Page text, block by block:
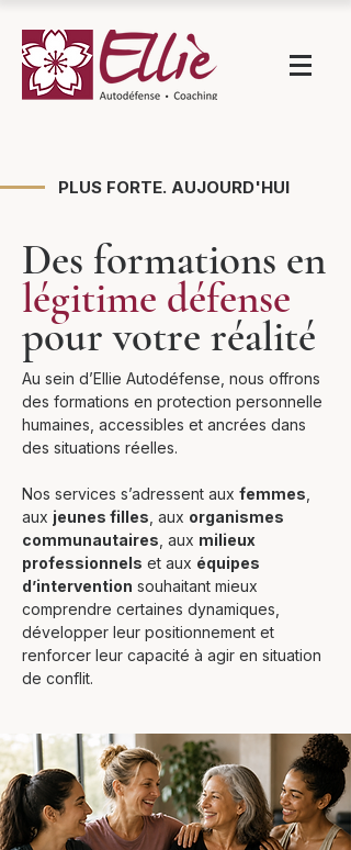
PLUS FORTE. AUJOURD'HUI
Des formations en
légitime défense
pour votre réalité
Au sein d’Ellie Autodéfense, nous offrons
des formations en protection personnelle
humaines, accessibles et ancrées dans
des situations réelles.
Nos services s’adressent aux femmes
aux jeunes filles , aux organismes
communautaires , aux milieux
professionnels et aux équipes
d’intervention souhaitant mieux
comprendre certaines dynamiques,
développer leur positionnement et
renforcer leur capacité à agir en situation
de conflit.